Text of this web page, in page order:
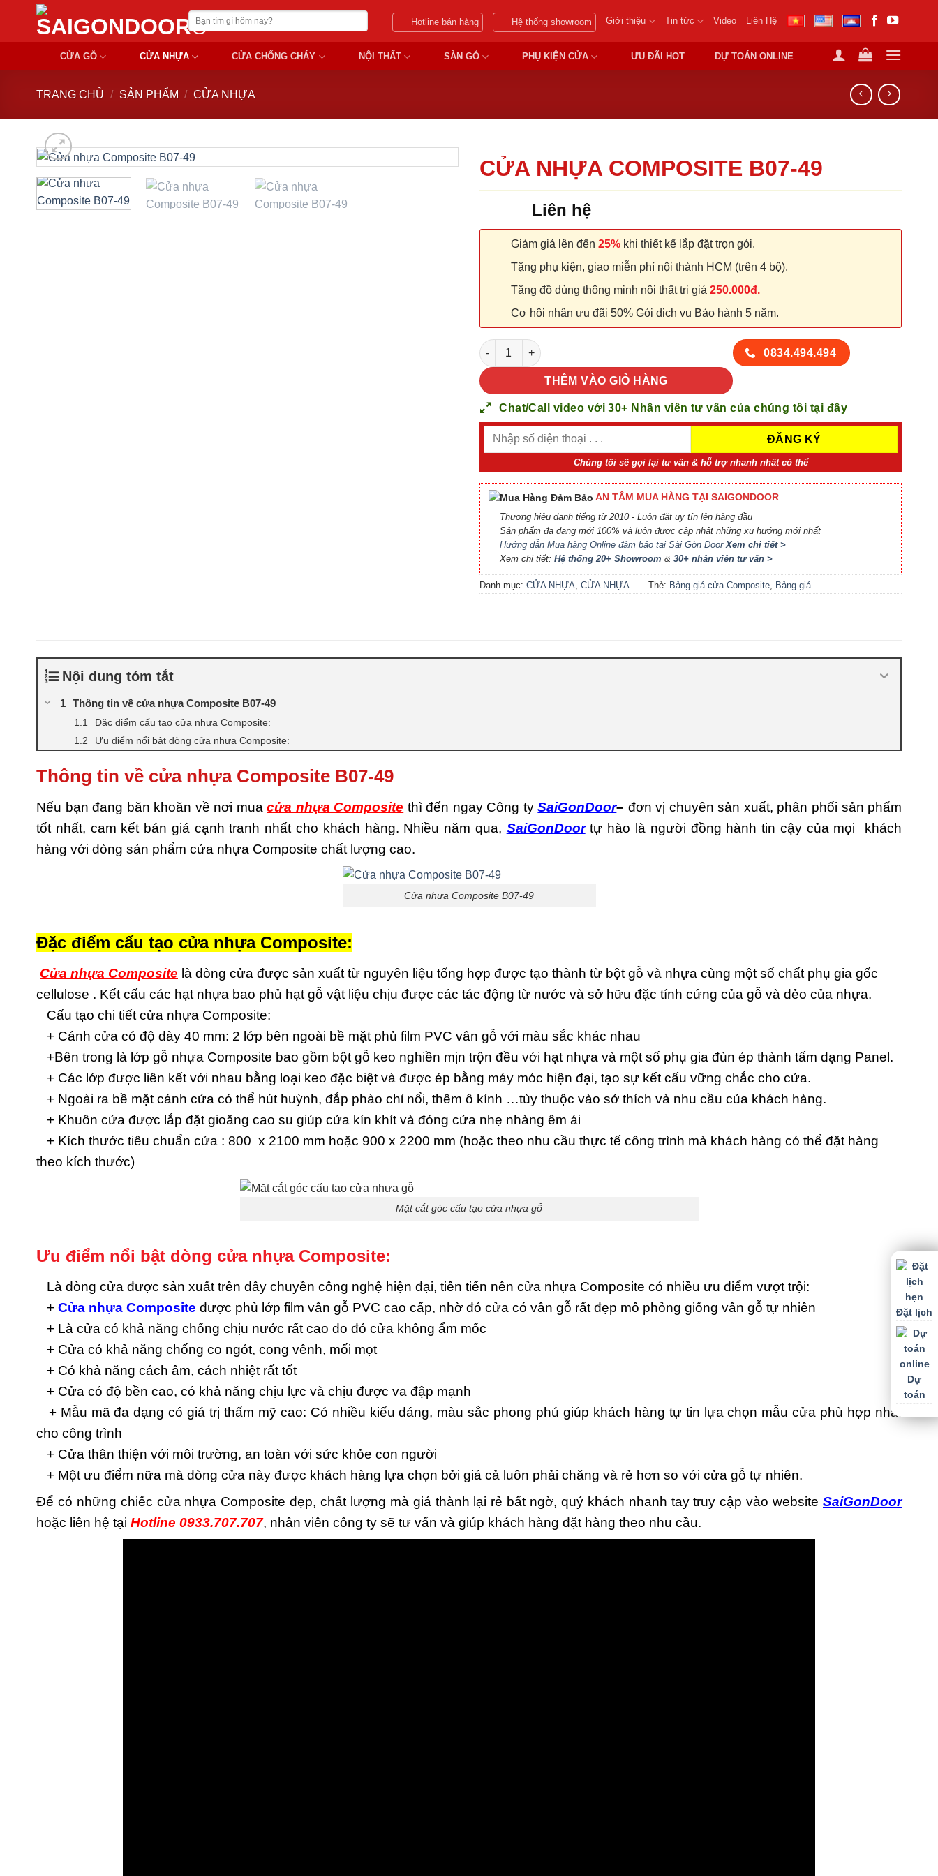
Chuyển
nội
Tìm
kiếm:
Hotline bán hàng Hệ thống showroom Giới thiệu Tin tức Video Liên Hệ
CỬA GỖ CỬA NHỰA CỬA CHỐNG CHÁY NỘI THẤT SÀN GỖ PHỤ KIỆN CỬA ƯU ĐÃI HOT DỰ TOÁN ONLINE
TRANG CHỦ / SẢN PHẨM / CỬA NHỰA
CỬA NHỰA COMPOSITE B07-49
Liên hệ
Giảm giá lên đến 25% khi thiết kế lắp đặt trọn gói.
Tặng phụ kiện, giao miễn phí nội thành HCM (trên 4 bộ).
Tặng đồ dùng thông minh nội thất trị giá 250.000đ.
Cơ hội nhận ưu đãi 50% Gói dịch vụ Bảo hành 5 năm.
CỬA NHỰA COMPOSITE B07-49 số lượng
THÊM VÀO GIỎ HÀNG
0834.494.494
Chat/Call video với 30+ Nhân viên tư vấn của chúng tôi tại đây
Chúng tôi sẽ gọi lại tư vấn & hỗ trợ nhanh nhất có thể
AN TÂM MUA HÀNG TẠI SAIGONDOOR
Thương hiệu danh tiếng từ 2010 - Luôn đặt uy tín lên hàng đầu
Sản phẩm đa dạng mới 100% và luôn được cập nhật những xu hướng mới nhất
Hướng dẫn Mua hàng Online đảm bảo tại Sài Gòn DoorXem chi tiết >
Xem chi tiết: Hệ thống 20+ Showroom & 30+ nhân viên tư vấn >
Danh mục: CỬA NHỰA, CỬA NHỰA
Thẻ: Bảng giá cửa Composite, Bảng giá
composite có tốt không,Đánh giá cửa
Nội dung tóm tắt
Thông tin về cửa nhựa Composite B07-49
Đặc điểm cấu tạo cửa nhựa Composite:
Ưu điểm nổi bật dòng cửa nhựa Composite:
Thông tin về cửa nhựa Composite B07-49
Nếu bạn đang băn khoăn về nơi muacửa nhựa Composite thì đến ngay Công tySaiGonDoor– đơn vị chuyên sản xuất, phân phối sản phẩm
tốt nhất, cam kết bán giá cạnh tranh nhất cho khách hàng. Nhiều năm qua, SaiGonDoortự hào là người đồng hành tin cậy của mọi khách
hàng với dòng sản phẩm cửa nhựa Composite chất lượng cao.
Cửa nhựa Composite B07-49
Đặc điểm cấu tạo cửa nhựa Composite:
Cửa nhựa Composite là dòng cửa được sản xuất từ nguyên liệu tổng hợp được tạo thành từ bột gỗ và nhựa cùng một số chất phụ gia gốc
cellulose . Kết cấu các hạt nhựa bao phủ hạt gỗ vật liệu chịu được các tác động từ nước và sở hữu đặc tính cứng của gỗ và dẻo của nhựa.
Cấu tạo chi tiết cửa nhựa Composite:
+ Cánh cửa có độ dày 40 mm: 2 lớp bên ngoài bề mặt phủ film PVC vân gỗ với màu sắc khác nhau
+Bên trong là lớp gỗ nhựa Composite bao gồm bột gỗ keo nghiền mịn trộn đều với hạt nhựa và một số phụ gia đùn ép thành tấm dạng Panel.
+ Các lớp được liên kết với nhau bằng loại keo đặc biệt và được ép bằng máy móc hiện đại, tạo sự kết cấu vững chắc cho cửa.
+ Ngoài ra bề mặt cánh cửa có thể hút huỳnh, đắp phào chỉ nổi, thêm ô kính …tùy thuộc vào sở thích và nhu cầu của khách hàng.
+ Khuôn cửa được lắp đặt gioăng cao su giúp cửa kín khít và đóng cửa nhẹ nhàng êm ái
+ Kích thước tiêu chuẩn cửa : 800 x 2100 mm hoặc 900 x 2200 mm (hoặc theo nhu cầu thực tế công trình mà khách hàng có thể đặt hàng
theo kích thước)
Mặt cắt góc cấu tạo cửa nhựa gỗ
Ưu điểm nổi bật dòng cửa nhựa Composite:
Là dòng cửa được sản xuất trên dây chuyền công nghệ hiện đại, tiên tiến nên cửa nhựa Composite có nhiều ưu điểm vượt trội:
+ Cửa nhựa Composite được phủ lớp film vân gỗ PVC cao cấp, nhờ đó cửa có vân gỗ rất đẹp mô phỏng giống vân gỗ tự nhiên
+ Là cửa có khả năng chống chịu nước rất cao do đó cửa không ẩm mốc
+ Cửa có khả năng chống co ngót, cong vênh, mối mọt
+ Có khả năng cách âm, cách nhiệt rất tốt
+ Cửa có độ bền cao, có khả năng chịu lực và chịu được va đập mạnh
+ Mẫu mã đa dạng có giá trị thẩm mỹ cao: Có nhiều kiểu dáng, màu sắc phong phú giúp khách hàng tự tin lựa chọn mẫu cửa phù hợp nhất
cho công trình
+ Cửa thân thiện với môi trường, an toàn với sức khỏe con người
+ Một ưu điểm nữa mà dòng cửa này được khách hàng lựa chọn bởi giá cả luôn phải chăng và rẻ hơn so với cửa gỗ tự nhiên.
Để có những chiếc cửa nhựa Composite đẹp, chất lượng mà giá thành lại rẻ bất ngờ, quý khách nhanh tay truy cập vào website SaiGonDoor
hoặc liên hệ tại Hotline 0933.707.707, nhân viên công ty sẽ tư vấn và giúp khách hàng đặt hàng theo nhu cầu.
Đặt lịch
Dự
toán